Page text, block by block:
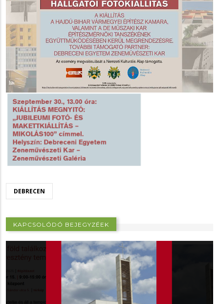
DEBRECEN
KAPCSOLÓDÓ BEJEGYZÉEK